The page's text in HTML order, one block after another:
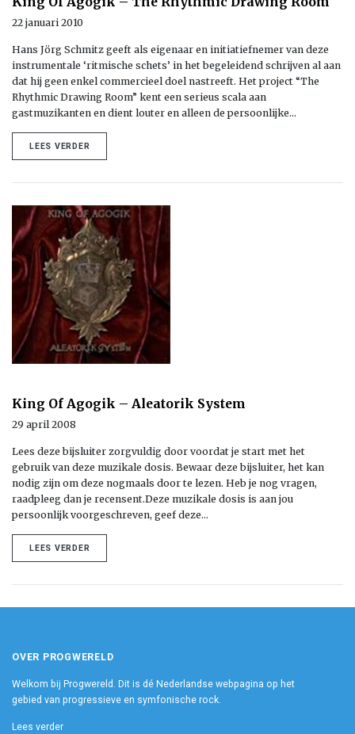
22 januari 2010
Hans Jörg Schmitz geeft als eigenaar en initiatiefnemer van deze
instrumentale ‘ritmische schets’ in het begeleidend schrijven al aan
dat hij geen enkel commercieel doel nastreeft. Het project “The
Rhythmic Drawing Room” kent een serieus scala aan
gastmuzikanten en dient louter en alleen de persoonlijke…
LEES VERDER
King Of Agogik – Aleatorik System
29 april 2008
Lees deze bijsluiter zorgvuldig door voordat je start met het
gebruik van deze muzikale dosis. Bewaar deze bijsluiter, het kan
nodig zijn om deze nogmaals door te lezen. Heb je nog vragen,
raadpleeg dan je recensent.Deze muzikale dosis is aan jou
persoonlijk voorgeschreven, geef deze…
LEES VERDER
OVER PROGWERELD
Welkom bij Progwereld. Dit is dé Nederlandse webpagina op het
gebied van progressieve en symfonische rock.
Lees verder